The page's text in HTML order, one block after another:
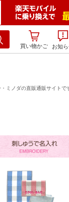
買い物かご
お知